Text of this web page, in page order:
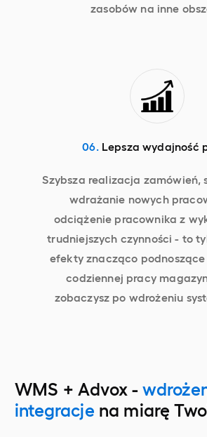
zasobów na inne
06.Lepsza wydajność
Szybsza realizacja zamówień,
wdrażanie nowych
odciążenie pracownika z
trudniejszych czynności - to
efekty znacząco
codziennej pracy
zobaczysz po wdrożeniu
WMS + Advox -
integracje na miarę